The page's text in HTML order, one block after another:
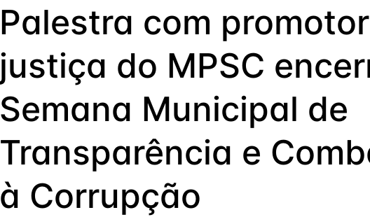
Palestra com
justiça do MPSC
Semana Municipal de
Transparência e
à Corrupção